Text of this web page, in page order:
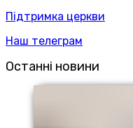
Підтримка церкви
Наш телеграм
Останні новини